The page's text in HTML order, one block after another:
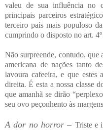
valeu de sua influência no
principais parceiros
terceiro país mais populoso
cumprindo o disposto no art.
Não surpreende, contudo, que
americana de nações tanto
lavoura cafeeira, e que estes
direita. É esta a nossa classe
que amanhã se dirão
seu ovo peçonhento às
A dor no horror – Triste e